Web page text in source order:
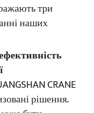
три
наших
CRANE
рішення.